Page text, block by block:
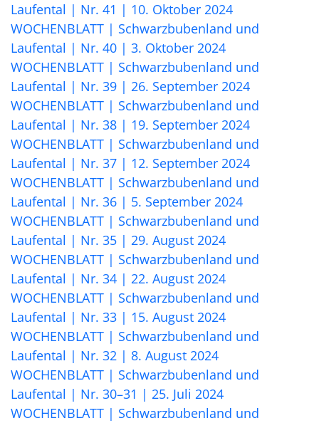
Laufental | Nr. 41 | 10. Oktober 2024
WOCHENBLATT | Schwarzbubenland und
Laufental | Nr. 40 | 3. Oktober 2024
WOCHENBLATT | Schwarzbubenland und
Laufental | Nr. 39 | 26. September 2024
WOCHENBLATT | Schwarzbubenland und
Laufental | Nr. 38 | 19. September 2024
WOCHENBLATT | Schwarzbubenland und
Laufental | Nr. 37 | 12. September 2024
WOCHENBLATT | Schwarzbubenland und
Laufental | Nr. 36 | 5. September 2024
WOCHENBLATT | Schwarzbubenland und
Laufental | Nr. 35 | 29. August 2024
WOCHENBLATT | Schwarzbubenland und
Laufental | Nr. 34 | 22. August 2024
WOCHENBLATT | Schwarzbubenland und
Laufental | Nr. 33 | 15. August 2024
WOCHENBLATT | Schwarzbubenland und
Laufental | Nr. 32 | 8. August 2024
WOCHENBLATT | Schwarzbubenland und
Laufental | Nr. 30–31 | 25. Juli 2024
WOCHENBLATT | Schwarzbubenland und